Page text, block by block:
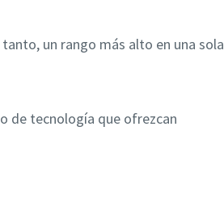
un rango más alto en una sola
de tecnología que ofrezcan